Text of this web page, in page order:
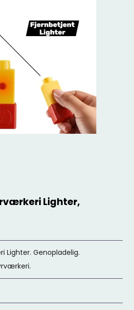
Lighter,
Lighter. Genopladelig.